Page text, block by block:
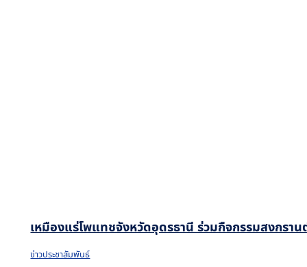
เหมืองแร่โพแทชจังหวัดอุดรธานี ร่วมกืจกรรมสงกรา
ข่าวประชาสัมพันธ์